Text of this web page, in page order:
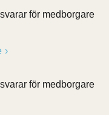
för medborgare
för medborgare